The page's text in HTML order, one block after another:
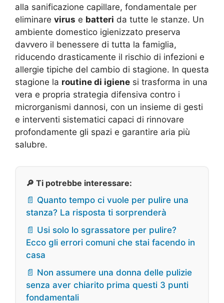
alla sanificazione capillare, fondamentale per
eliminare virus e batteri da tutte le stanze. Un
ambiente domestico igienizzato preserva
davvero il benessere di tutta la famiglia,
riducendo drasticamente il rischio di infezioni e
allergie tipiche del cambio di stagione. In questa
stagione la routine di igiene si trasforma in una
vera e propria strategia difensiva contro i
microrganismi dannosi, con un insieme di gesti
e interventi sistematici capaci di rinnovare
profondamente gli spazi e garantire aria più
salubre.
🔎 Ti potrebbe interessare:
📄 Quanto tempo ci vuole per pulire una
stanza? La risposta ti sorprenderà
📄 Usi solo lo sgrassatore per pulire?
Ecco gli errori comuni che stai facendo in
casa
📄 Non assumere una donna delle pulizie
senza aver chiarito prima questi 3 punti
fondamentali